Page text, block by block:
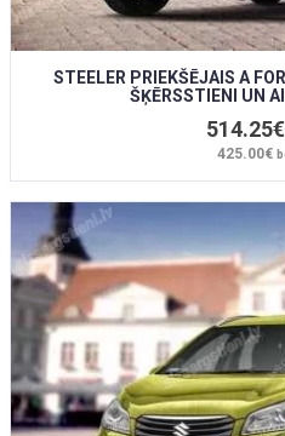
STEELER PRIEKŠĒJAIS A
ŠĶĒRSSTIENI UN
514.25€
425.00€